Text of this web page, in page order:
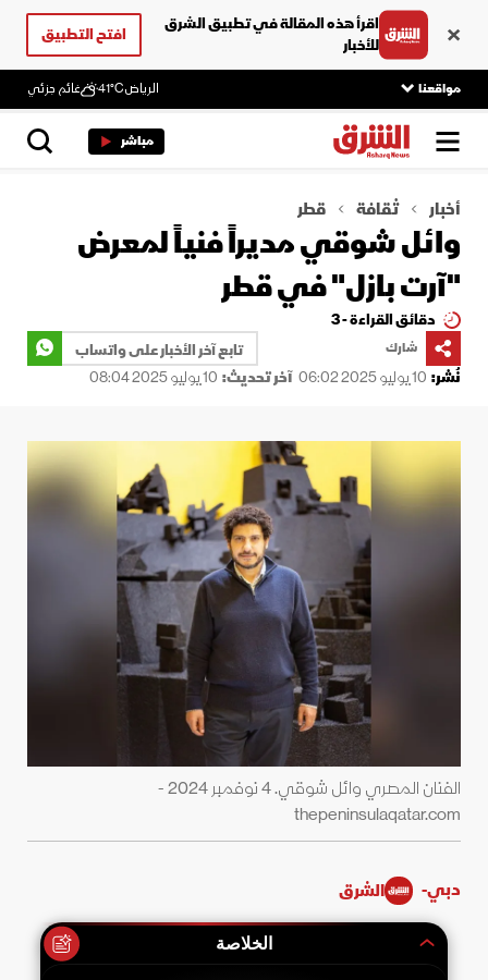
اقرأ هذه المقالة في تطبيق الشرق
للأخبار
افتح التطبيق
مواقعنا الرياض41°C غائم جزئي
مباشر
أخبار ثقافة قطر
وائل شوقي مديراً فنياً لمعرض
"آرت بازل" في قطر
دقائق القراءة - 3
شارك
تابع آخر الأخبار على واتساب
نُشر: 10 يوليو 2025 06:02 آخر تحديث: 10 يوليو 2025 08:04
الفنان المصري وائل شوقي. 4 نوفمبر 2024 -
thepeninsulaqatar.com
دبي- الشرق
الخلاصة